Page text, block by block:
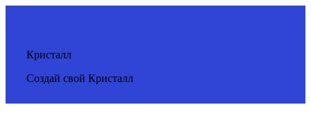
Кристалл
Создай свой Кристалл